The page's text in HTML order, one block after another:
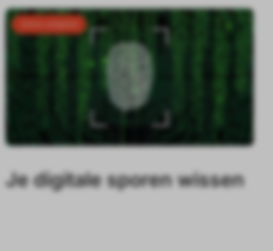
Je digitale sporen wissen